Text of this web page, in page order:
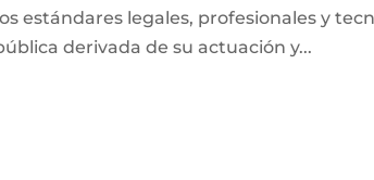
estándares legales, profesionales y
derivada de su actuación y...